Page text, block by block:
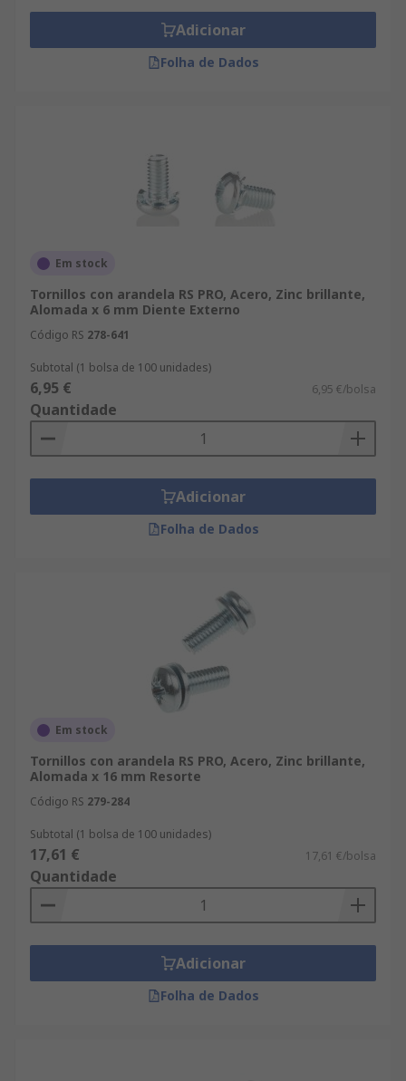
Adicionar
Folha de Dados
Em stock
Tornillos con arandela RS PRO, Acero, Zinc brillante,
Alomada x 6 mm Diente Externo
Código RS 278-641
Subtotal (1 bolsa de 100 unidades)
6,95 € 6,95 €/bolsa
Quantidade
Adicionar
Folha de Dados
Em stock
Tornillos con arandela RS PRO, Acero, Zinc brillante,
Alomada x 16 mm Resorte
Código RS 279-284
Subtotal (1 bolsa de 100 unidades)
17,61 € 17,61 €/bolsa
Quantidade
Adicionar
Folha de Dados